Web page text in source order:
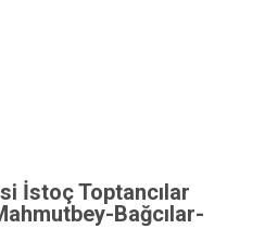
İstoç Toptancılar
Bağcılar-